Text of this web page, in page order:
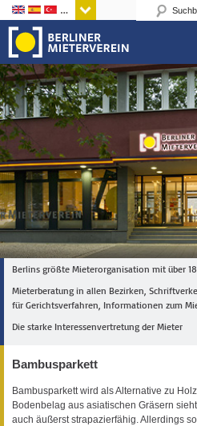
Sprachen
Berlins größte Mieterorganisation mit über
Mieterberatung in allen Bezirken,
für Gerichtsverfahren, Informationen zum
Die starke Interessenvertretung der Mieter
Bambusparkett
Bambusparkett wird als Alternative zu
Bodenbelag aus asiatischen Gräsern
auch äußerst strapazierfähig. Allerdings